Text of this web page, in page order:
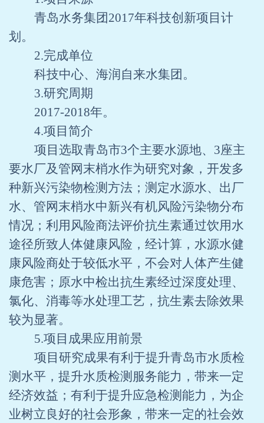
青岛水务集团 2017年科技创新项目计
划。
2.完成单位
科技中心、海润自来水集团。
3.研究周期
2017-2018年。
4.项目简介
项目选取青岛市3个主要水源地、 3座主
要水厂及管网末梢水作为研究对象，开发多
种新兴污染物检测方法；测定水源水、出厂
水、管网末梢水中新兴有机风险污染物分布
情况；利用风险商法评价抗生素通过饮用水
途径所致人体健康风险，经计算，水源水健
康风险商处于较低水平，不会对人体产生健
康危害；原水中检出抗生素经过深度处理、
氯化、消毒等水处理工艺，抗生素去除效果
较为显著。
5.项目成果应用前景
项目研究成果有利于提升青岛市水质检
测水平，提升水质检测服务能力，带来一定
经济效益；有利于提升应急检测能力，为企
业树立良好的社会形象，带来一定的社会效